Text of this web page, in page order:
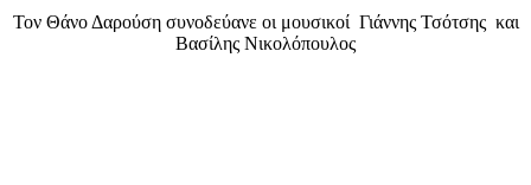
Τον Θάνο Δαρούση συνοδεύανε οι μουσικοί Γιάννης Τσότσης και
Βασίλης Νικολόπουλος